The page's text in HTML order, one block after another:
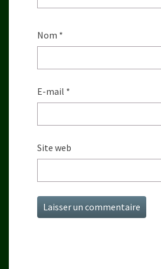
Nom *
E-mail *
Site web